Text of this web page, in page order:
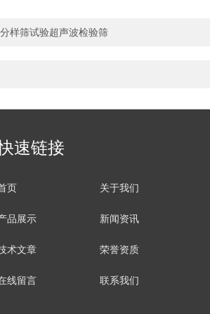
样筛试验超声波检验筛
速链接
页 关于我们
品展示 新闻资讯
术文章 荣誉资质
线留言 联系我们